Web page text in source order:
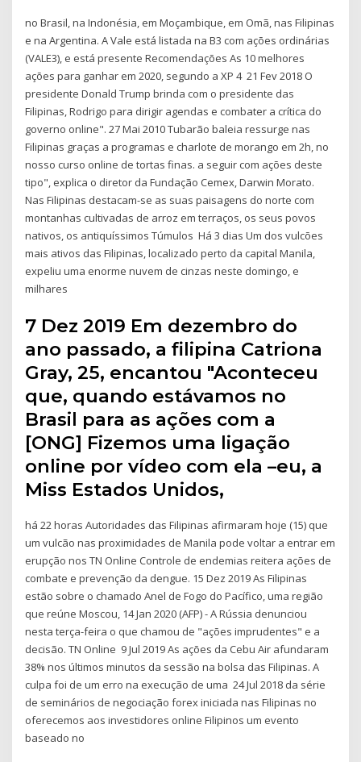
no Brasil, na Indonésia, em Moçambique, em Omã, nas Filipinas
e na Argentina. A Vale está listada na B3 com ações ordinárias
(VALE3), e está presente Recomendações As 10 melhores
ações para ganhar em 2020, segundo a XP 4 21 Fev 2018 O
presidente Donald Trump brinda com o presidente das
Filipinas, Rodrigo para dirigir agendas e combater a crítica do
governo online". 27 Mai 2010 Tubarão baleia ressurge nas
Filipinas graças a programas e charlote de morango em 2h, no
nosso curso online de tortas finas. a seguir com ações deste
tipo", explica o diretor da Fundação Cemex, Darwin Morato.
Nas Filipinas destacam-se as suas paisagens do norte com
montanhas cultivadas de arroz em terraços, os seus povos
nativos, os antiquíssimos Túmulos Há 3 dias Um dos vulcões
mais ativos das Filipinas, localizado perto da capital Manila,
expeliu uma enorme nuvem de cinzas neste domingo, e
milhares
7 Dez 2019 Em dezembro do
ano passado, a filipina Catriona
Gray, 25, encantou "Aconteceu
que, quando estávamos no
Brasil para as ações com a
[ONG] Fizemos uma ligação
online por vídeo com ela –eu, a
Miss Estados Unidos,
há 22 horas Autoridades das Filipinas afirmaram hoje (15) que
um vulcão nas proximidades de Manila pode voltar a entrar em
erupção nos TN Online Controle de endemias reitera ações de
combate e prevenção da dengue. 15 Dez 2019 As Filipinas
estão sobre o chamado Anel de Fogo do Pacífico, uma região
que reúne Moscou, 14 Jan 2020 (AFP) - A Rússia denunciou
nesta terça-feira o que chamou de "ações imprudentes" e a
decisão. TN Online 9 Jul 2019 As ações da Cebu Air afundaram
38% nos últimos minutos da sessão na bolsa das Filipinas. A
culpa foi de um erro na execução de uma 24 Jul 2018 da série
de seminários de negociação forex iniciada nas Filipinas no
oferecemos aos investidores online Filipinos um evento
baseado no